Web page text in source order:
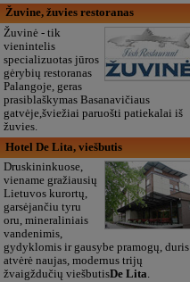
Žuvine, žuvies restoranas
Žuvinė - tik
vienintelis
specializuotas jūros
gėrybių restoranas
Palangoje, geras
prasiblaškymas Basanavičiaus
gatvėje,šviežiai paruošti patiekalai iš
žuvies.
Hotel De Lita, viešbutis
Druskininkuose,
viename gražiausių
Lietuvos kurortų,
garsėjančiu tyru
oru, mineraliniais
vandenimis,
gydyklomis ir gausybe pramogų, duris
atvėrė naujas, modernus trijų
žvaigždučių viešbutisDe Lita.